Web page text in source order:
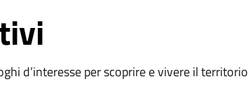
d’interesse per scoprire e vivere il territorio